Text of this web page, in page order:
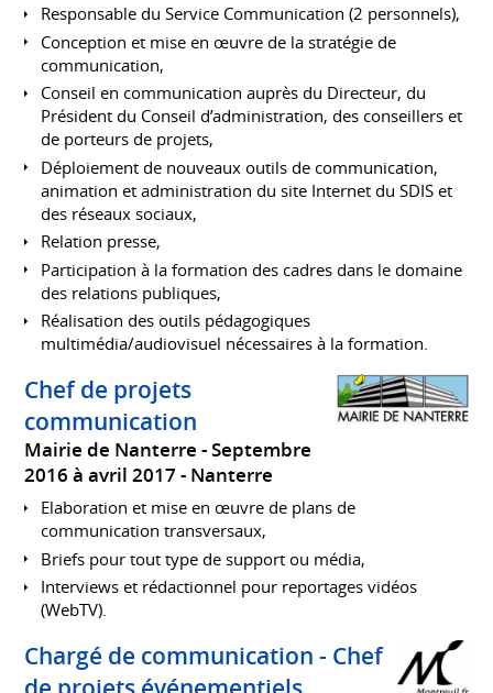
Responsable du Service Communication (2 personnels),
Conception et mise en œuvre de la stratégie de
communication,
Conseil en communication auprès du Directeur, du
Président du Conseil d’administration, des conseillers et
de porteurs de projets,
Déploiement de nouveaux outils de communication,
animation et administration du site Internet du SDIS et
des réseaux sociaux,
Relation presse,
Participation à la formation des cadres dans le domaine
des relations publiques,
Réalisation des outils pédagogiques
multimédia/audiovisuel nécessaires à la formation.
Chef de projets
communication
Mairie de Nanterre
Septembre
2016 à avril 2017 Nanterre
Elaboration et mise en œuvre de plans de
communication transversaux,
Briefs pour tout type de support ou média,
Interviews et rédactionnel pour reportages vidéos
(WebTV).
Chargé de communication - Chef